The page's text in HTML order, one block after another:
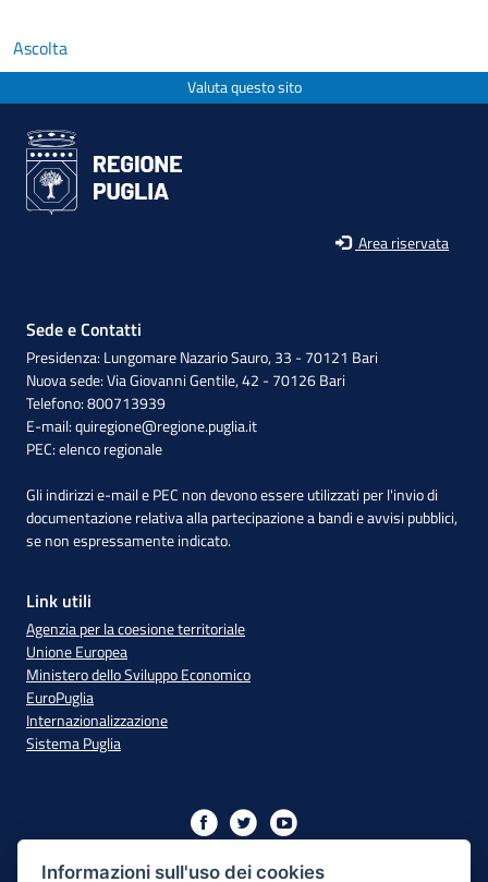
Ascolta
Valuta questo sito
Area riservata
Sede e Contatti
Presidenza: Lungomare Nazario Sauro, 33 - 70121 Bari
Nuova sede: Via Giovanni Gentile, 42 - 70126 Bari
Telefono: 800713939
E-mail:quiregione@regione.puglia.it
PEC:elenco regionale
Gli indirizzi e-mail e PEC non devono essere utilizzati per l'invio di
documentazione relativa alla partecipazione a bandi e avvisi pubblici,
se non espressamente indicato.
Link utili
Agenzia per la coesione territoriale
Unione Europea
Ministero dello Sviluppo Economico
EuroPuglia
Internazionalizzazione
Sistema Puglia
XIII
Informazioni sull'uso dei cookies